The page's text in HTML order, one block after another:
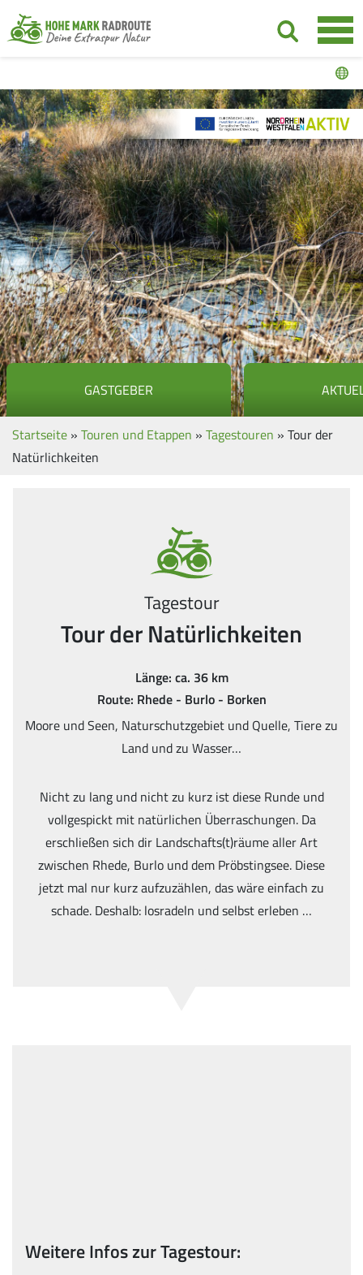
GASTGEBER
Startseite » Touren und Etappen » Tagestouren » Tour der
Natürlichkeiten
Tagestour
Tour der Natürlichkeiten
Länge: ca. 36 km
Route: Rhede - Burlo - Borken
Moore und Seen, Naturschutzgebiet und Quelle, Tiere zu
Land und zu Wasser…
Nicht zu lang und nicht zu kurz ist diese Runde und
vollgespickt mit natürlichen Überraschungen. Da
erschließen sich dir Landschafts(t)räume aller Art
zwischen Rhede, Burlo und dem Pröbstingsee. Diese
jetzt mal nur kurz aufzuzählen, das wäre einfach zu
schade. Deshalb: losradeln und selbst erleben …
Weitere Infos zur Tagestour: